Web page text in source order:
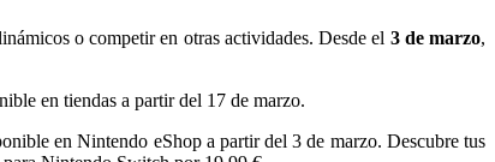
o competir en otras actividades. Desde el 3 de marzo,
en tiendas a partir del 17 de marzo.
en Nintendo eShop a partir del 3 de marzo. Descubre tus